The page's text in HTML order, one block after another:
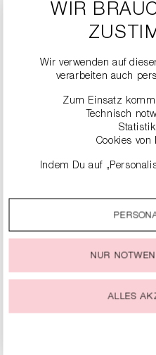
Keine chemische
Reinigung möglich
PRODUKTE
WIR
Wir verwenden auf
verarbeiten auch
Zum Einsatz
Technisch
Cookies von
Indem Du auf
Durch einen Klick auf das
stimmst Du der
jeder Zeit
NUR
ALLES